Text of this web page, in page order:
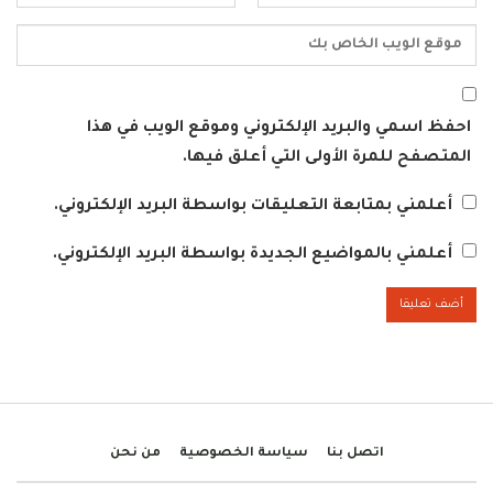
احفظ اسمي والبريد الإلكتروني وموقع الويب في هذا
المتصفح للمرة الأولى التي أعلق فيها.
أعلمني بمتابعة التعليقات بواسطة البريد الإلكتروني.
أعلمني بالمواضيع الجديدة بواسطة البريد الإلكتروني.
اتصل بنا سياسة الخصوصية من نحن